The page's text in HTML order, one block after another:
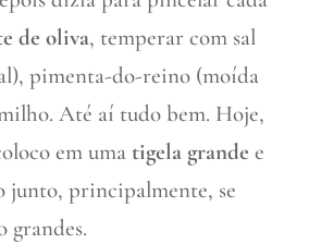
de oliva, temperar com sal
pimenta-do-reino (moída
Até aí tudo bem. Hoje,
em uma tigela grande e
junto, principalmente, se
grandes.